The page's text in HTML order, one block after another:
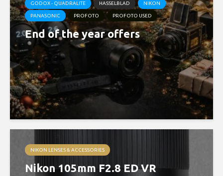
GODOX - QUADRALITE HASSELBLAD NIKON
PANASONIC PROFOTO PROFOTO USED
End of the year offers
NIKON LENSES & ACCESSORIES
Nikon 105mm F2.8 ED VR